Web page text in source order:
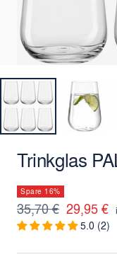
Trinkglas
Spare 16%
Regulärer
Preis
35,70 € 29,95 €
5.0 (2)